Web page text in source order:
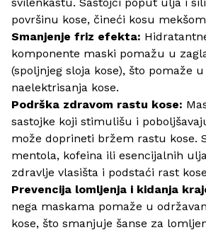
površinu kose, čineći kosu
Smanjenje friz efekta:
komponente maski pomažu u
(spoljnjeg sloja kose), što pomaže
naelektrisanja kose.
Podrška zdravom rastu kose:
sastojke koji stimulišu i
može doprineti bržem rastu kose.
mentola, kofeina ili esencijalnih
zdravlje vlasišta i podstaći rast
Prevencija lomljenja i kidanja
nega maskama pomaže u
kose, što smanjuje šanse za